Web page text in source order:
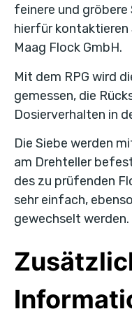
feinere und
hierfür kontaktieren
Maag Flock GmbH.
Mit dem RPG wird
gemessen, die
Dosierverhalten in
Die Siebe werden
am Drehteller
des zu prüfenden
sehr einfach,
gewechselt werden.